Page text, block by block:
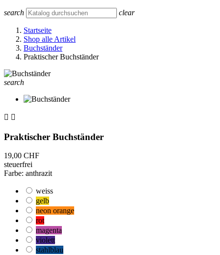
search clear
Startseite
Shop alle Artikel
Buchständer
Praktischer Buchständer
search
 
Praktischer Buchständer
19,00 CHF
steuerfrei
Farbe: anthrazit
weiss
gelb
neon orange
rot
magenta
violett
stahlblau